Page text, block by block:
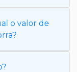
o valor de